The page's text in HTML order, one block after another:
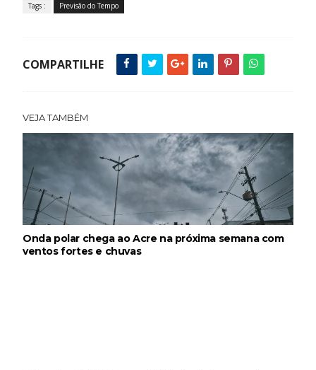
Tags : Previsão do Tempo
COMPARTILHE
VEJA TAMBÉM
Onda polar chega ao Acre na próxima semana com
ventos fortes e chuvas